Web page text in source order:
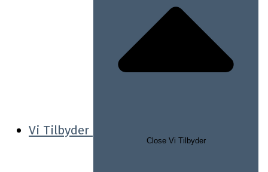
Vi Tilbyder
Close Vi Tilbyder